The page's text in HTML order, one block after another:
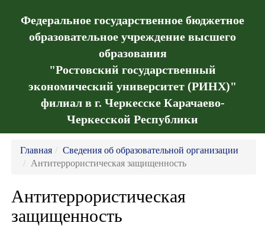
Федеральное государственное бюджетное
образовательное учреждение высшего
образования
"Ростовский государственный
экономический университет (РИНХ)"
филиал в г. Черкесске Карачаево-
Черкесской Республики
Главная
Сведения об образовательной организации
Антитеррористическая защищенность
Антитеррористическая
защищенность